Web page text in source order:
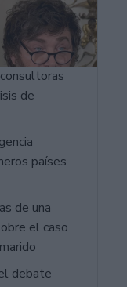
de
países
de una
el caso
debate